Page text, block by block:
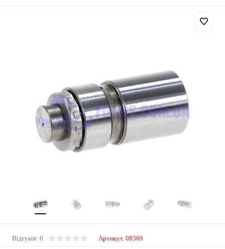
Відгуків: 0 Артикул: 08369